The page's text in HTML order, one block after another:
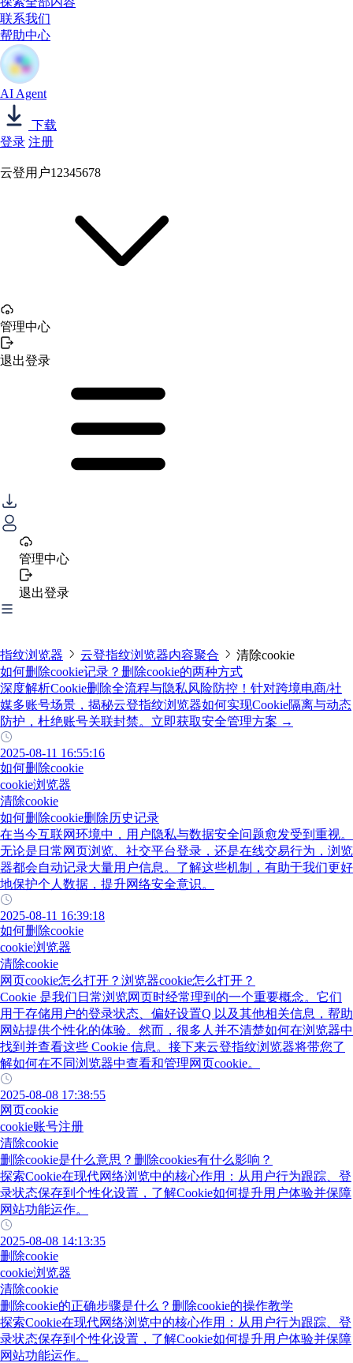
联系我们
帮助中心
AI Agent
下载
登录 注册
云登用户12345678
管理中心
退出登录
管理中心
退出登录
指纹浏览器 云登指纹浏览器内容聚合
清除cookie
如何删除cookie记录？删除cookie的两种方式
深度解析Cookie删除全流程与隐私风险防控！针对跨境电商/社
媒多账号场景，揭秘云登指纹浏览器如何实现Cookie隔离与动态
防护，杜绝账号关联封禁。立即获取安全管理方案 →
2025-08-11 16:55:16
如何删除cookie
cookie浏览器
清除cookie
如何删除cookie删除历史记录
在当今互联网环境中，用户隐私与数据安全问题愈发受到重视。
无论是日常网页浏览、社交平台登录，还是在线交易行为，浏览
器都会自动记录大量用户信息。了解这些机制，有助于我们更好
地保护个人数据，提升网络安全意识。
2025-08-11 16:39:18
如何删除cookie
cookie浏览器
清除cookie
网页cookie怎么打开？浏览器cookie怎么打开？
Cookie 是我们日常浏览网页时经常理到的一个重要概念。它们
用于存储用户的登录状态、偏好设置Q 以及其他相关信息，帮助
网站提供个性化的体验。然而，很多人并不清楚如何在浏览器中
找到并查看这些 Cookie 信息。接下来云登指纹浏览器将带您了
解如何在不同浏览器中查看和管理网页cookie。
2025-08-08 17:38:55
网页cookie
cookie账号注册
清除cookie
删除cookie是什么意思？删除cookies有什么影响？
探索Cookie在现代网络浏览中的核心作用：从用户行为跟踪、登
录状态保存到个性化设置，了解Cookie如何提升用户体验并保障
网站功能运作。
2025-08-08 14:13:35
删除cookie
cookie浏览器
清除cookie
删除cookie的正确步骤是什么？删除cookie的操作教学
探索Cookie在现代网络浏览中的核心作用：从用户行为跟踪、登
录状态保存到个性化设置，了解Cookie如何提升用户体验并保障
网站功能运作。